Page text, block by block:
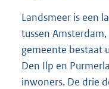
Landsmeer is een
tussen
gemeente bestaat
Den Ilp en
inwoners. De drie